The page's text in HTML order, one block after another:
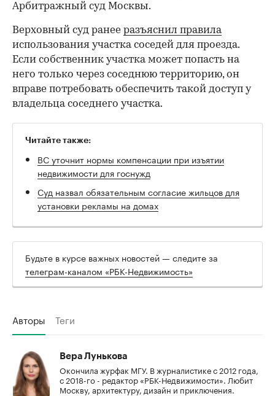
Арбитражный суд Москвы.
Верховный суд ранее разъяснил правила
использования участка соседей для проезда.
Если собственник участка может попасть на
него только через соседнюю территорию, он
вправе потребовать обеспечить такой доступ у
владельца соседнего участка.
Читайте также:
ВС уточнит нормы компенсации при изъятии
недвижимости для госнужд
Суд назвал обязательным согласие жильцов для
установки рекламы на домах
Будьте в курсе важных новостей — следите за
телеграм-каналом «РБК-Недвижимость»
Авторы Теги
Вера Лунькова
Окончила журфак МГУ. В журналистике с 2012 года,
с 2018-го - редактор «РБК-Недвижимости». Любит
Москву, архитектуру, дизайн и приключения.